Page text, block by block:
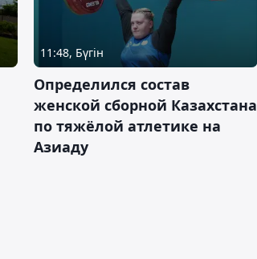
11:48, Бүгін
Определился состав
женской сборной Казахстана
по тяжёлой атлетике на
Азиаду